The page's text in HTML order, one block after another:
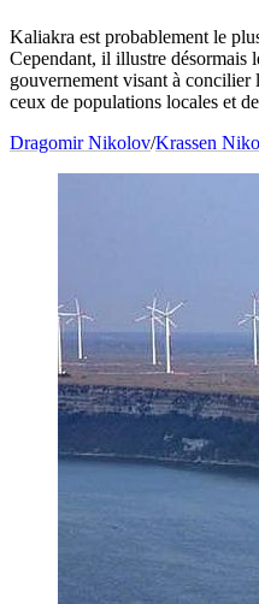
Kaliakra est probablement le
Cependant, il illustre désormais
gouvernement visant à concilier
ceux de populations locales et
Dragomir Nikolov/Krassen